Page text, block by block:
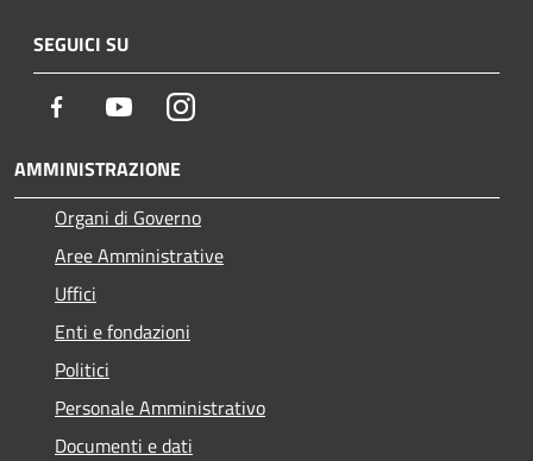
SEGUICI SU
Facebook YoutubeInstagram
AMMINISTRAZIONE
Organi di Governo
Aree Amministrative
Uffici
Enti e fondazioni
Politici
Personale Amministrativo
Documenti e dati